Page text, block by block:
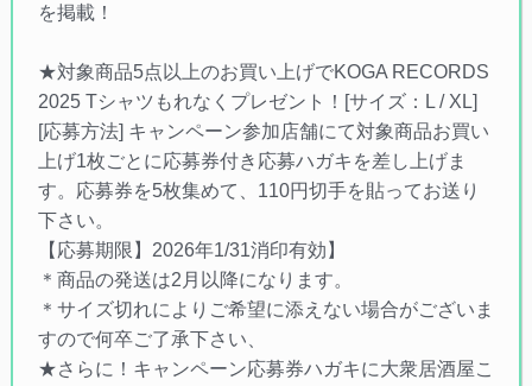
を掲載！
★対象商品5点以上のお買い上げでKOGA RECORDS
2025 Tシャツもれなくプレゼント！[サイズ：L / XL]
[応募方法] キャンペーン参加店舗にて対象商品お買い
上げ1枚ごとに応募券付き応募ハガキを差し上げま
す。応募券を5枚集めて、110円切手を貼ってお送り
下さい。
【応募期限】2026年1/31消印有効】
＊商品の発送は2月以降になります。
＊サイズ切れによりご希望に添えない場合がございま
すので何卒ご了承下さい、
★さらに！キャンペーン応募券ハガキに大衆居酒屋こ